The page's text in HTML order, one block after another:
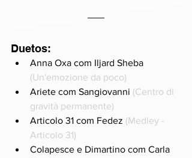
Duetos:
Anna Oxa com Iljard Sheba
(Un'emozione da poco)
Ariete com Sangiovanni (Centro di
gravità permanente)
Articolo 31 com Fedez (Medley -
Articolo 31)
Colapesce e Dimartino com Carla